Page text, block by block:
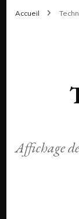
Accueil
Affichage